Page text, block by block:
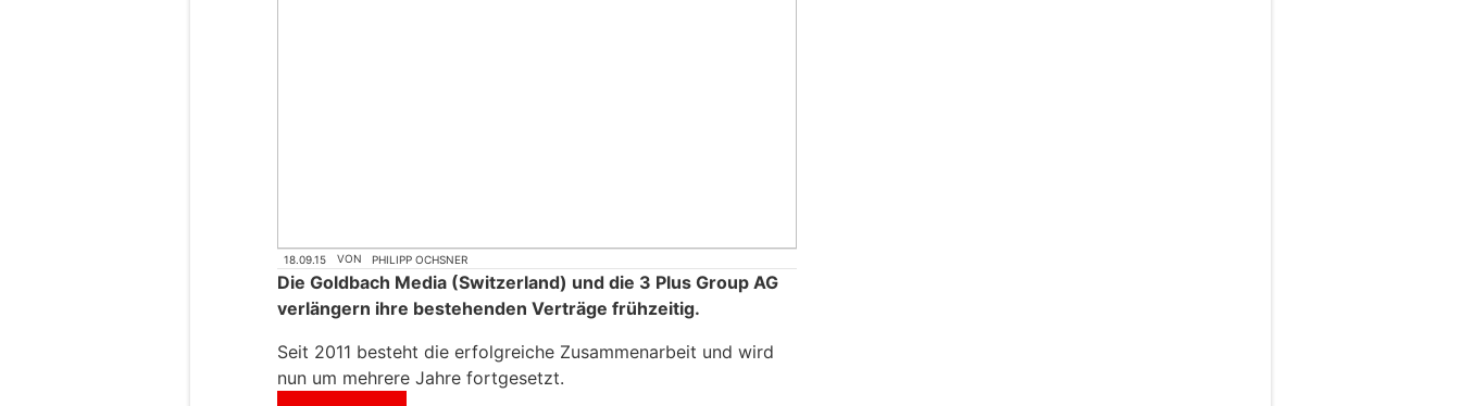
18.09.15 VON PHILIPP OCHSNER
Die Goldbach Media (Switzerland) und die 3 Plus Group AG
verlängern ihre bestehenden Verträge frühzeitig.
Seit 2011 besteht die erfolgreiche Zusammenarbeit und wird
nun um mehrere Jahre fortgesetzt.